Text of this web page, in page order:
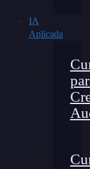
IA
Aplicada